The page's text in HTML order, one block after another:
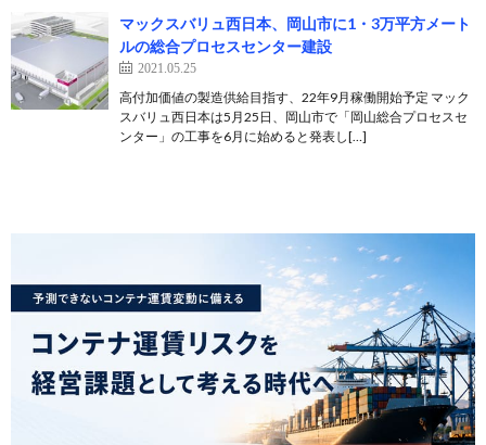
マックスバリュ西日本、岡山市に1・3万平方メート
ルの総合プロセスセンター建設
2021.05.25
高付加価値の製造供給目指す、22年9月稼働開始予定 マック
スバリュ西日本は5月25日、岡山市で「岡山総合プロセスセ
ンター」の工事を6月に始めると発表し[…]